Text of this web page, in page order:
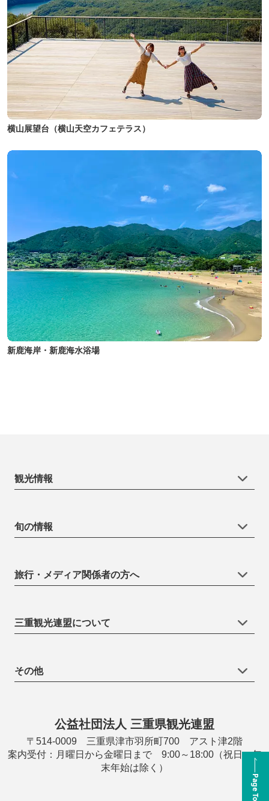
横山展望台（横山天空カフェテラス）
新鹿海岸・新鹿海水浴場
Page Top
観光情報
旬の情報
旅行・メディア関係者の方へ
三重観光連盟について
その他
公益社団法人 三重県観光連盟
〒514-0009 三重県津市羽所町700 アスト津2階
案内受付：月曜日から金曜日まで 9:00～18:00（祝日・年
末年始は除く）